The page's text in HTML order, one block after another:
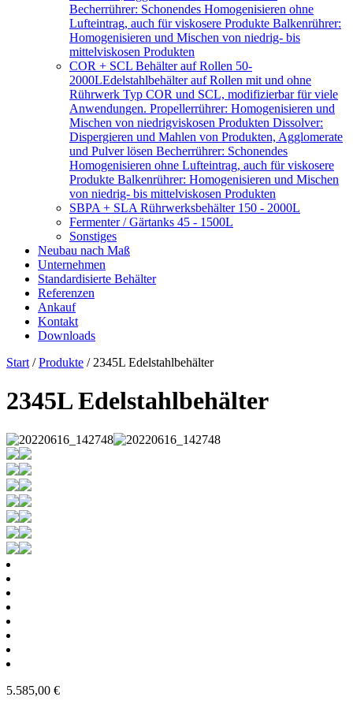
Becherrührer: Schonendes Homogenisieren ohne
Lufteintrag, auch für viskosere Produkte Balkenrührer:
Homogenisieren und Mischen von niedrig- bis
mittelviskosen Produkten
COR + SCL Behälter auf Rollen 50-
2000LEdelstahlbehälter auf Rollen mit und ohne
Rührwerk Typ COR und SCL, modifizierbar für viele
Anwendungen. Propellerrührer: Homogenisieren und
Mischen von niedrigviskosen Produkten Dissolver:
Dispergieren und Mahlen von Produkten, Agglomerate
und Pulver lösen Becherrührer: Schonendes
Homogenisieren ohne Lufteintrag, auch für viskosere
Produkte Balkenrührer: Homogenisieren und Mischen
von niedrig- bis mittelviskosen Produkten
SBPA + SLA Rührwerksbehälter 150 - 2000L
Fermenter / Gärtanks 45 - 1500L
Sonstiges
Neubau nach Maß
Unternehmen
Standardisierte Behälter
Referenzen
Ankauf
Kontakt
Downloads
Start /Produkte / 2345L Edelstahlbehälter
2345L Edelstahlbehälter
5.585,00 €